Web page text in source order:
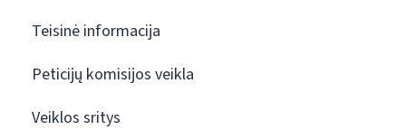
Teisinė informacija
Peticijų komisijos veikla
Veiklos sritys